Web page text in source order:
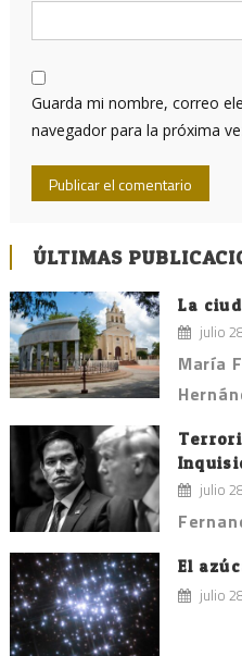
Guarda mi nombre, correo
navegador para la próxima
ÚLTIMAS
La
julio
María
julio
El
julio